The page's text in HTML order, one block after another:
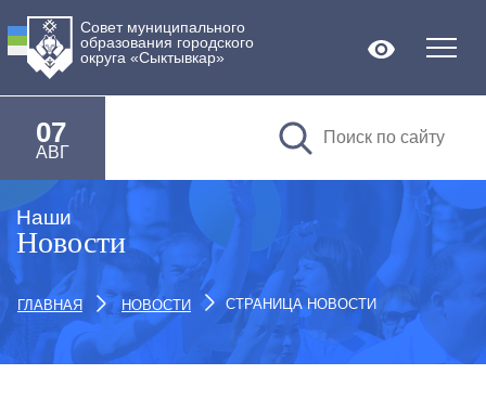
Совет муниципального
образования городского
округа «Сыктывкар»
07
АВГ
Версия
Наши
Новости
ГЛАВНАЯ НОВОСТИ СТРАНИЦА НОВОСТИ